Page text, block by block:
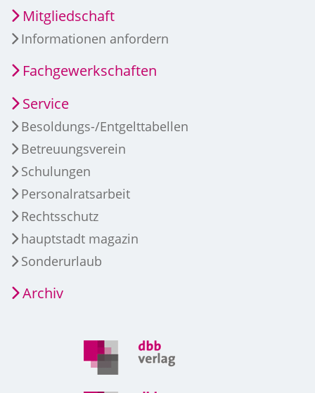
Mitgliedschaft
Informationen anfordern
Fachgewerkschaften
Service
Besoldungs-/Entgelttabellen
Betreuungsverein
Schulungen
Personalratsarbeit
Rechtsschutz
hauptstadt magazin
Sonderurlaub
Archiv